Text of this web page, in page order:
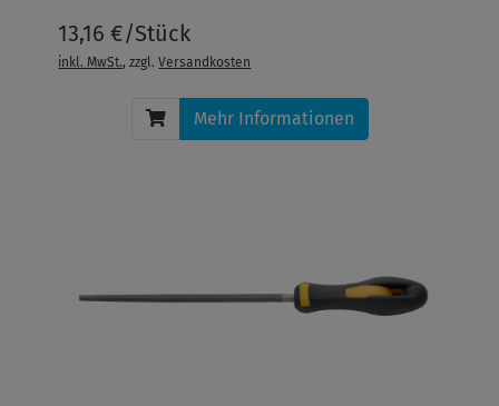
13,16 €/Stück
inkl. MwSt., zzgl.Versandkosten
Mehr Informationen